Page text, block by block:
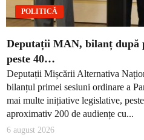
POLITICĂ
Deputații MAN, bilanț după
peste 40…
Deputații Mișcării Alternativa
bilanțul primei sesiuni ordinare a
mai multe inițiative legislative,
aproximativ 200 de audiențe cu...
6 august 2026